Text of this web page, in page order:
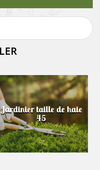
Jardinier taille de haie
45